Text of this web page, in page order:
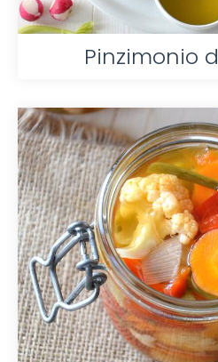
Pinzimonio